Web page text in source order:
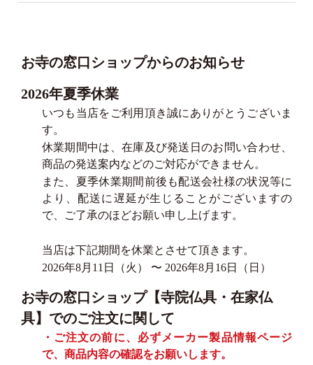
お寺の窓口ショップからのお知らせ
2026年夏季休業
いつも当店をご利用頂き誠にありがとうございま
す。
休業期間中は、在庫及び発送日のお問い合わせ、
商品の発送案内などのご対応ができません。
また、夏季休業期間前後も配送会社様の状況等に
より、配送に遅延が生じることがございますの
で、ご了承のほどお願い申し上げます。
当店は下記期間を休業とさせて頂きます。
2026年8月11日（火） 〜 2026年8月16日（日）
お寺の窓口ショップ【寺院仏具・在家仏
具】でのご注文に関して
・ご注文の前に、必ずメーカー製品情報ページ
で、商品内容の確認をお願いします。